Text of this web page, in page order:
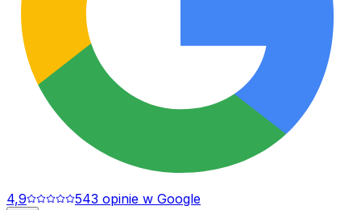
4,9 543 opinie w Google